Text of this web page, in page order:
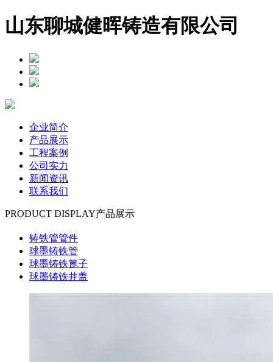
山东聊城健晖铸造有限公司
企业简介
产品展示
工程案例
公司实力
新闻资讯
联系我们
PRODUCT DISPLAY产品展示
铸铁管管件
球墨铸铁管
球墨铸铁篦子
球墨铸铁井盖